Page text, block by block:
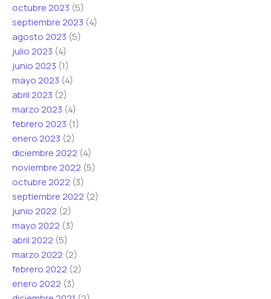
octubre 2023 (5)
septiembre 2023 (4)
agosto 2023 (5)
julio 2023 (4)
junio 2023 (1)
mayo 2023 (4)
abril 2023 (2)
marzo 2023 (4)
febrero 2023 (1)
enero 2023 (2)
diciembre 2022 (4)
noviembre 2022 (5)
octubre 2022 (3)
septiembre 2022 (2)
junio 2022 (2)
mayo 2022 (3)
abril 2022 (5)
marzo 2022 (2)
febrero 2022 (2)
enero 2022 (3)